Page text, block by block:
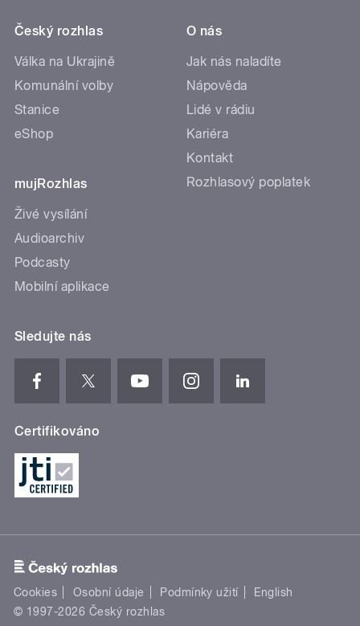
Český rozhlas
Válka na Ukrajině
Komunální volby
Stanice
eShop
mujRozhlas
Živé vysílání
Audioarchiv
Podcasty
Mobilní aplikace
O nás
Jak nás naladíte
Nápověda
Lidé v rádiu
Kariéra
Kontakt
Rozhlasový poplatek
Sledujte nás
Certifikováno
Cookies Osobní údaje Podmínky užití
English
© 1997-2026 Český rozhlas